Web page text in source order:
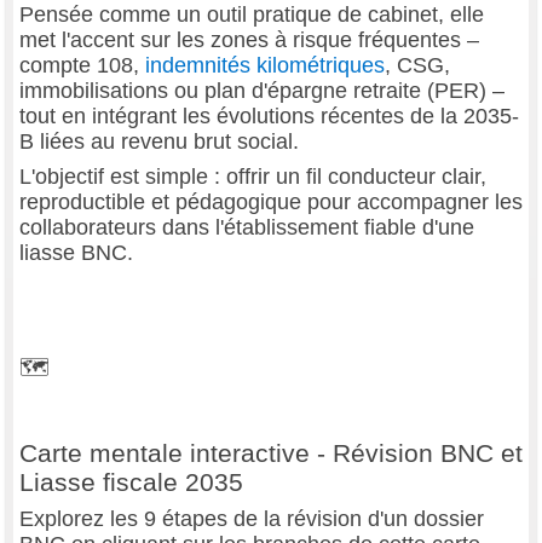
Pensée comme un outil pratique de cabinet, elle
met l'accent sur les zones à risque fréquentes –
compte 108, indemnités kilométriques, CSG,
immobilisations ou plan d'épargne retraite (PER) –
tout en intégrant les évolutions récentes de la 2035-
B liées au revenu brut social.
L'objectif est simple : offrir un fil conducteur clair,
reproductible et pédagogique pour accompagner les
collaborateurs dans l'établissement fiable d'une
liasse BNC.
🗺
Carte mentale interactive - Révision BNC et
Liasse fiscale 2035
Explorez les 9 étapes de la révision d'un dossier